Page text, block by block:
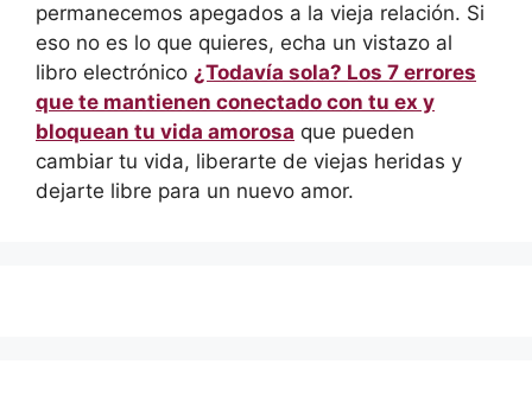
permanecemos apegados a la vieja relación. Si
eso no es lo que quieres, echa un vistazo al
libro electrónico ¿Todavía sola? Los 7 errores
que te mantienen conectado con tu ex y
bloquean tu vida amorosa que pueden
cambiar tu vida, liberarte de viejas heridas y
dejarte libre para un nuevo amor.